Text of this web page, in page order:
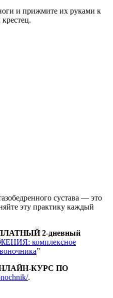
и прижмите их руками к
сустава — это
эту практику каждый
2-дневный
комплексное
”
КУРС ПО
.